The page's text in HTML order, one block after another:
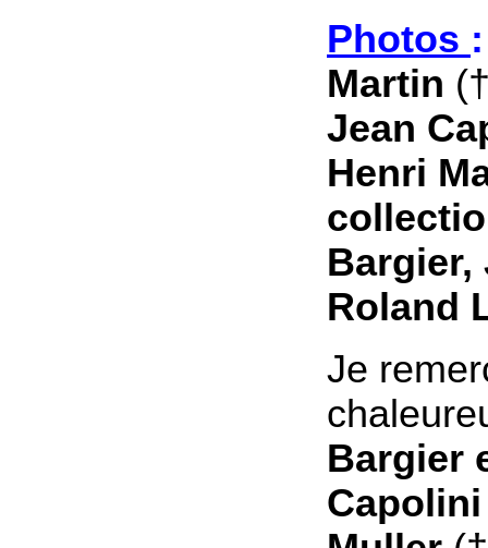
Photos :
Martin
Jean
Henri
Bargier,
Roland
Je
Bargier
Capolini